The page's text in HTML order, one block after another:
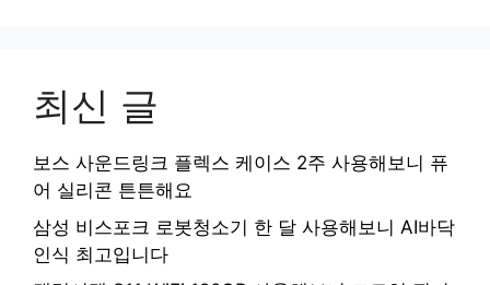
최신 글
보스 사운드링크 플렉스 케이스 2주 사용해보니 퓨
어 실리콘 튼튼해요
삼성 비스포크 로봇청소기 한 달 사용해보니 AI바닥
인식 최고입니다